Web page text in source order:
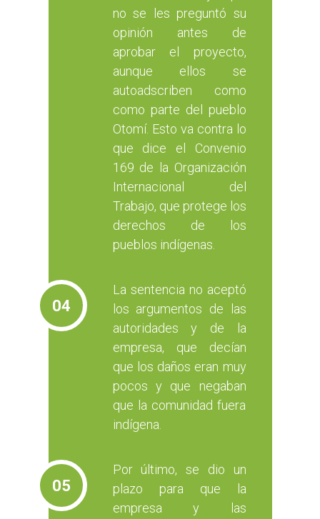
no se les preguntó su
opinión antes de
aprobar el proyecto,
aunque ellos se
autoadscriben como
como parte del pueblo
Otomí. Esto va contra lo
que dice el Convenio
169 de la Organización
Internacional del
Trabajo, que protege los
derechos de los
pueblos indígenas.
04
La sentencia no aceptó
los argumentos de las
autoridades y de la
empresa, que decían
que los daños eran muy
pocos y que negaban
que la comunidad fuera
indígena.
05
Por último, se dio un
plazo para que la
empresa y las